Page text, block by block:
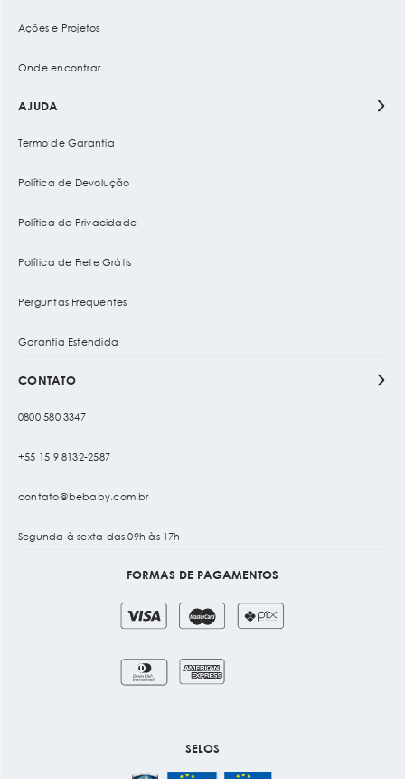
Ações e Projetos
Onde encontrar
AJUDA
Termo de Garantia
Política de Devolução
Política de Privacidade
Política de Frete Grátis
Perguntas Frequentes
Garantia Estendida
CONTATO
0800 580 3347
+55 15 9 8132-2587
contato@bebaby.com.br
Segunda à sexta das 09h às 17h
FORMAS DE PAGAMENTOS
SELOS